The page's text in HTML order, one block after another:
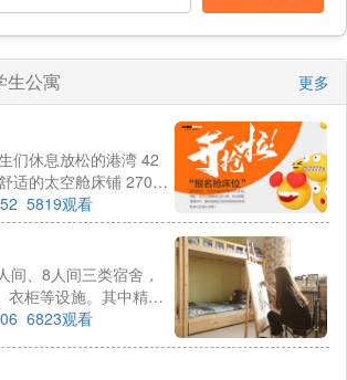
生公寓 更多
们休息放松的港湾 42
适的太空舱床铺 270度
全面覆盖的中央空调
5819观看
间、8人间三类宿舍，
衣柜等设施。其中精品
间（少量，需提前预
6823观看